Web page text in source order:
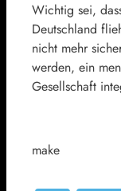
Wichtig sei,
Deutschland
nicht mehr
werden, ein
Gesellschaft
make